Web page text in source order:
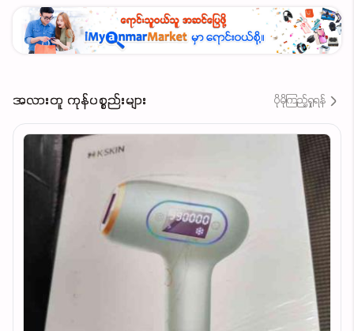
အလားတူ ကုန်ပစ္စည်းများ ပိုမိုကြည့်ရှုရန်